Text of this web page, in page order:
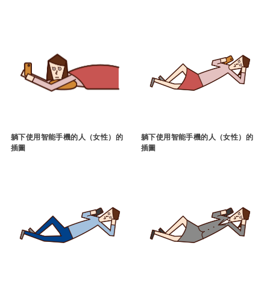
躺下使用智能手機的人（女性）的
插圖
躺下使用智能手機的人（女性）的
插圖